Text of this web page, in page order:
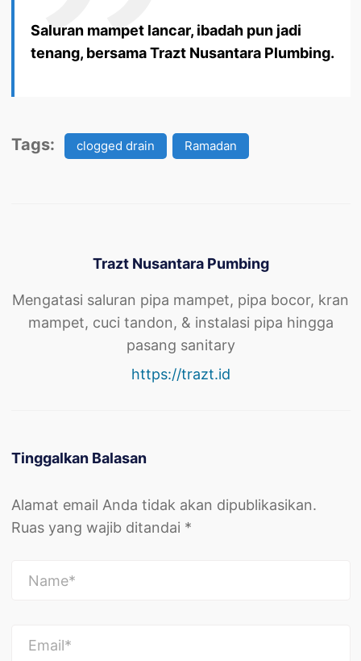
Saluran mampet lancar, ibadah pun jadi
tenang, bersama Trazt Nusantara Plumbing.
Tags: clogged drain Ramadan
Trazt Nusantara Pumbing
Mengatasi saluran pipa mampet, pipa bocor, kran
mampet, cuci tandon, & instalasi pipa hingga
pasang sanitary
https://trazt.id
Tinggalkan Balasan
Alamat email Anda tidak akan dipublikasikan.
Ruas yang wajib ditandai *